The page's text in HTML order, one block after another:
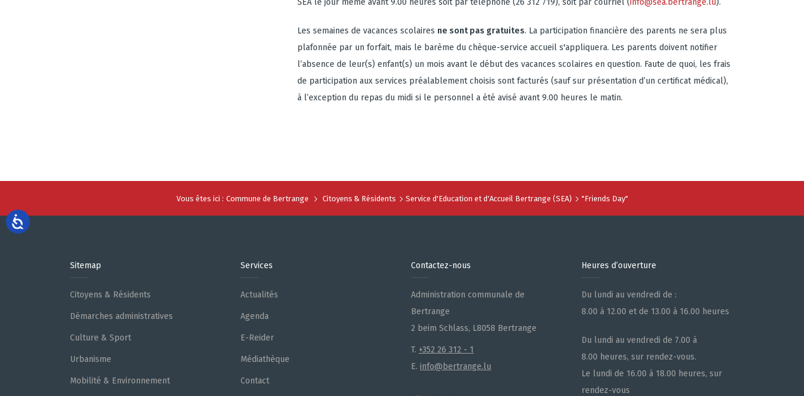
SEA le jour même avant 9.00 heures soit par téléphone (26 312 719), soit par courriel (info@sea.bertrange.lu).
Les semaines de vacances scolaires ne sont pas gratuites. La participation financière des parents ne sera plus
plafonnée par un forfait, mais le barème du chèque-service accueil s'appliquera. Les parents doivent notifier
l’absence de leur(s) enfant(s) un mois avant le début des vacances scolaires en question. Faute de quoi, les frais
de participation aux services préalablement choisis sont facturés (sauf sur présentation d’un certificat médical),
à l’exception du repas du midi si le personnel a été avisé avant 9.00 heures le matin.
Vous êtes ici : Commune de Bertrange Citoyens & Résidents Service d'Education et d'Accueil Bertrange (SEA) "Friends Day"
Sitemap
Citoyens & Résidents
Démarches administratives
Culture & Sport
Urbanisme
Mobilité & Environnement
Services
Actualités
Agenda
E-Reider
Médiathèque
Contact
Contactez-nous
Administration communale de
Bertrange
2 beim Schlass, L8058 Bertrange
T. +352 26 312 - 1
E. info@bertrange.lu
Heures d’ouverture
Du lundi au vendredi de :
8.00 à 12.00 et de 13.00 à 16.00 heures
Du lundi au vendredi de 7.00 à
8.00 heures, sur rendez-vous.
Le lundi de 16.00 à 18.00 heures, sur
rendez-vous